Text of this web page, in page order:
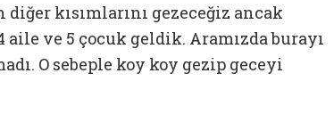
diğer kısımlarını gezeceğiz ancak
ve 5 çocuk geldik. Aramızda burayı
O sebeple koy koy gezip geceyi